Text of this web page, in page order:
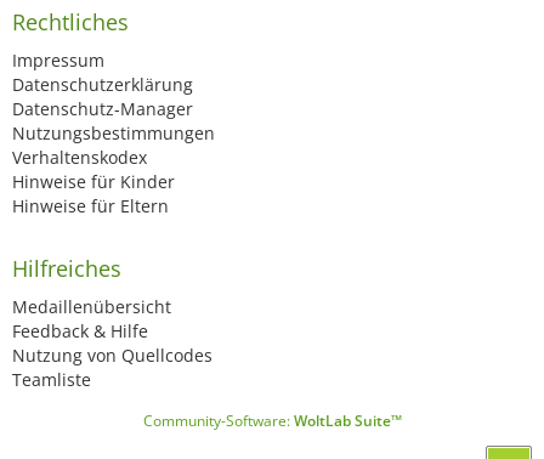
Rechtliches
Impressum
Datenschutzerklärung
Datenschutz-Manager
Nutzungsbestimmungen
Verhaltenskodex
Hinweise für Kinder
Hinweise für Eltern
Hilfreiches
Medaillenübersicht
Feedback & Hilfe
Nutzung von Quellcodes
Teamliste
Community-Software:WoltLab Suite™